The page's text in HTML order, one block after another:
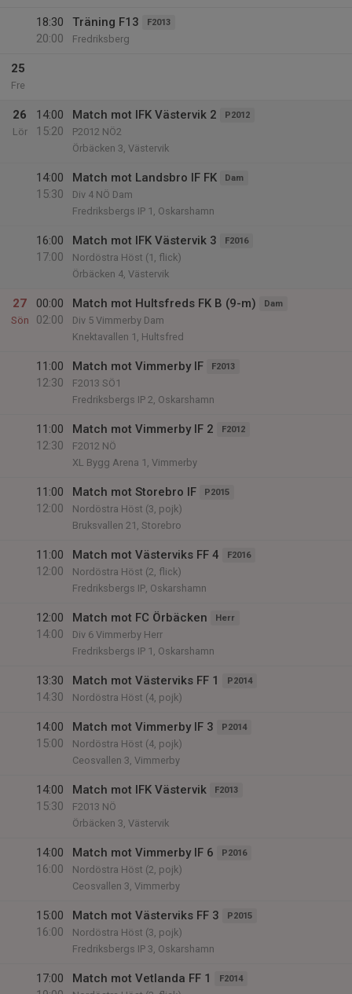
18:30
20:00
Träning F13 F2013
Fredriksberg
25
Fre
26
Lör
14:00
15:20
Match mot IFK Västervik 2 P2012
P2012 NÖ2
Örbäcken 3, Västervik
14:00
15:30
Match mot Landsbro IF FK Dam
Div 4 NÖ Dam
Fredriksbergs IP 1, Oskarshamn
16:00
17:00
Match mot IFK Västervik 3 F2016
Nordöstra Höst (1, flick)
Örbäcken 4, Västervik
27
Sön
00:00
02:00
Match mot Hultsfreds FK B (9-m) Dam
Div 5 Vimmerby Dam
Knektavallen 1, Hultsfred
11:00
12:30
Match mot Vimmerby IF F2013
F2013 SÖ1
Fredriksbergs IP 2, Oskarshamn
11:00
12:30
Match mot Vimmerby IF 2 F2012
F2012 NÖ
XL Bygg Arena 1, Vimmerby
11:00
12:00
Match mot Storebro IF P2015
Nordöstra Höst (3, pojk)
Bruksvallen 21, Storebro
11:00
12:00
Match mot Västerviks FF 4 F2016
Nordöstra Höst (2, flick)
Fredriksbergs IP, Oskarshamn
12:00
14:00
Match mot FC Örbäcken Herr
Div 6 Vimmerby Herr
Fredriksbergs IP 1, Oskarshamn
13:30
14:30
Match mot Västerviks FF 1 P2014
Nordöstra Höst (4, pojk)
14:00
15:00
Match mot Vimmerby IF 3 P2014
Nordöstra Höst (4, pojk)
Ceosvallen 3, Vimmerby
14:00
15:30
Match mot IFK Västervik F2013
F2013 NÖ
Örbäcken 3, Västervik
14:00
16:00
Match mot Vimmerby IF 6 P2016
Nordöstra Höst (2, pojk)
Ceosvallen 3, Vimmerby
15:00
16:00
Match mot Västerviks FF 3 P2015
Nordöstra Höst (3, pojk)
Fredriksbergs IP 3, Oskarshamn
17:00
Match mot Vetlanda FF 1 F2014